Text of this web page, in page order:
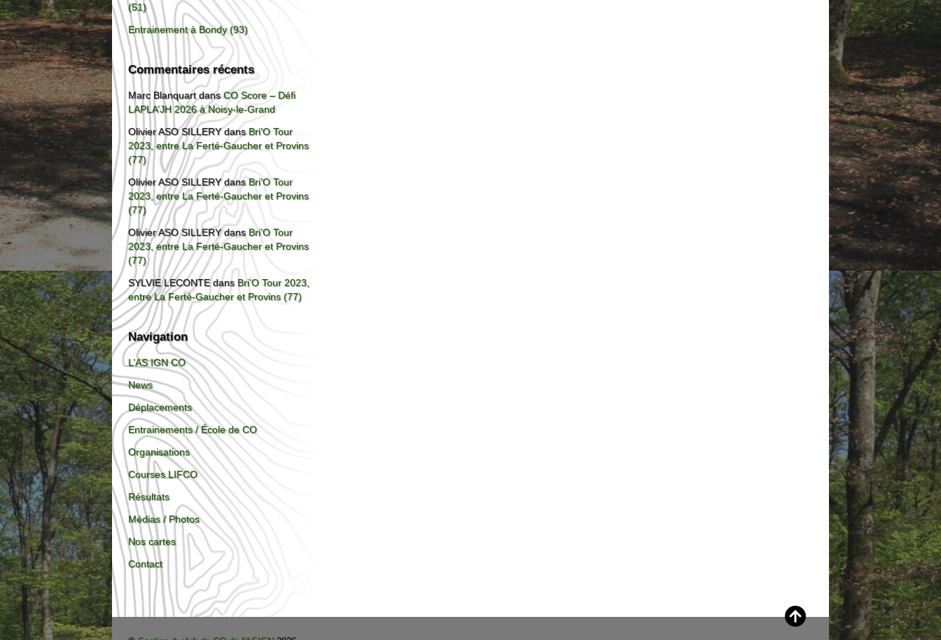
(51)
Entrainement à Bondy (93)
Commentaires récents
Marc BlanquartdansCO Score – Défi
LAPLA’JH 2026 à Noisy-le-Grand
Olivier ASO SILLERYdansBri’O Tour
2023, entre La Ferté-Gaucher et Provins
(77)
Olivier ASO SILLERYdans Bri’O Tour
2023, entre La Ferté-Gaucher et Provins
(77)
Olivier ASO SILLERYdans Bri’O Tour
2023, entre La Ferté-Gaucher et Provins
(77)
SYLVIE LECONTEdans Bri’O Tour 2023,
entre La Ferté-Gaucher et Provins (77)
Navigation
L’AS IGN CO
News
Déplacements
Entrainements / École de CO
Organisations
Courses LIFCO
Résultats
Médias / Photos
Nos cartes
Contact